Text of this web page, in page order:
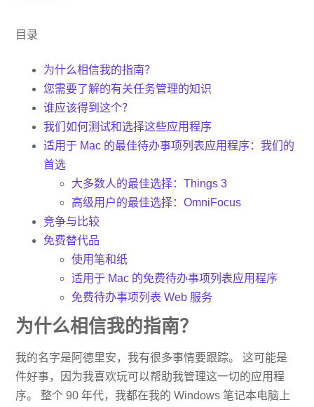
目录
为什么相信我的指南？
您需要了解的有关任务管理的知识
谁应该得到这个？
我们如何测试和选择这些应用程序
适用于 Mac 的最佳待办事项列表应用程序：我们的
首选
大多数人的最佳选择：Things 3
高级用户的最佳选择：OmniFocus
竞争与比较
免费替代品
使用笔和纸
适用于 Mac 的免费待办事项列表应用程序
免费待办事项列表 Web 服务
为什么相信我的指南？
我的名字是阿德里安，我有很多事情要跟踪。 这可能是
件好事，因为我喜欢玩可以帮助我管理这一切的应用程
序。 整个 90 年代，我都在我的 Windows 笔记本电脑上